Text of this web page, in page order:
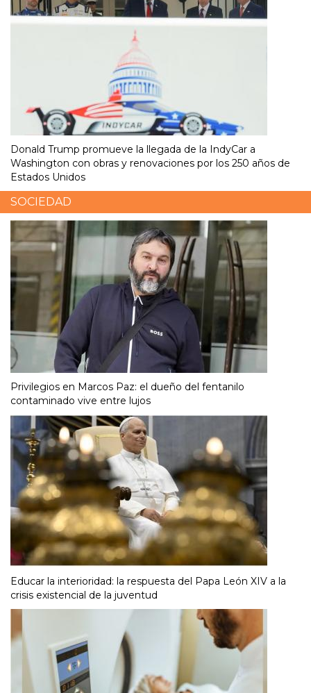
Donald Trump promueve la llegada de la IndyCar a
Washington con obras y renovaciones por los 250 años de
Estados Unidos
SOCIEDAD
Privilegios en Marcos Paz: el dueño del fentanilo
contaminado vive entre lujos
Educar la interioridad: la respuesta del Papa León XIV a la
crisis existencial de la juventud